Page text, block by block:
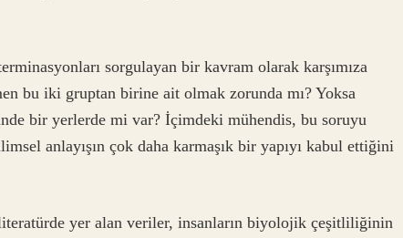
sorgulayan bir kavram olarak karşımıza
bu iki gruptan birine ait olmak zorunda mı? Yoksa
bir yerlerde mi var? İçimdeki mühendis, bu soruyu
anlayışın çok daha karmaşık bir yapıyı kabul ettiğini
yer alan veriler, insanların biyolojik çeşitliliğinin